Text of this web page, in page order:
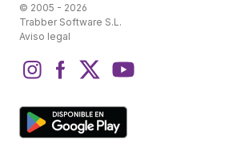
© 2005 - 2026
Trabber Software S.L.
Aviso legal